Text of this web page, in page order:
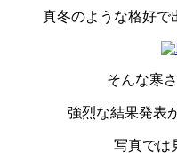
真冬のような格好で
そんな寒
強烈な結果発表
写真では